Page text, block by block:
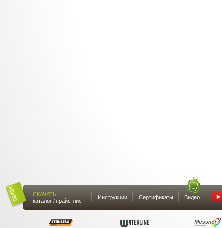
СКАЧАТЬ
каталог / прайс-лист
Инструкции Сертификаты Видео